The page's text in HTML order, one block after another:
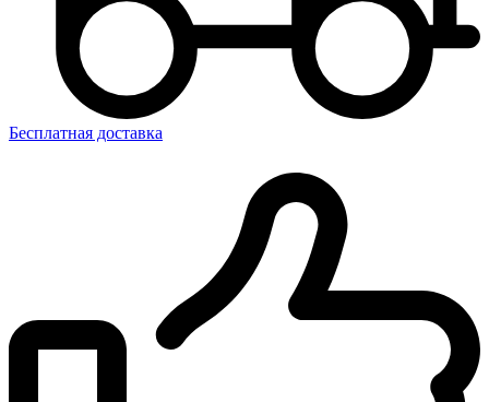
Бесплатная доставка